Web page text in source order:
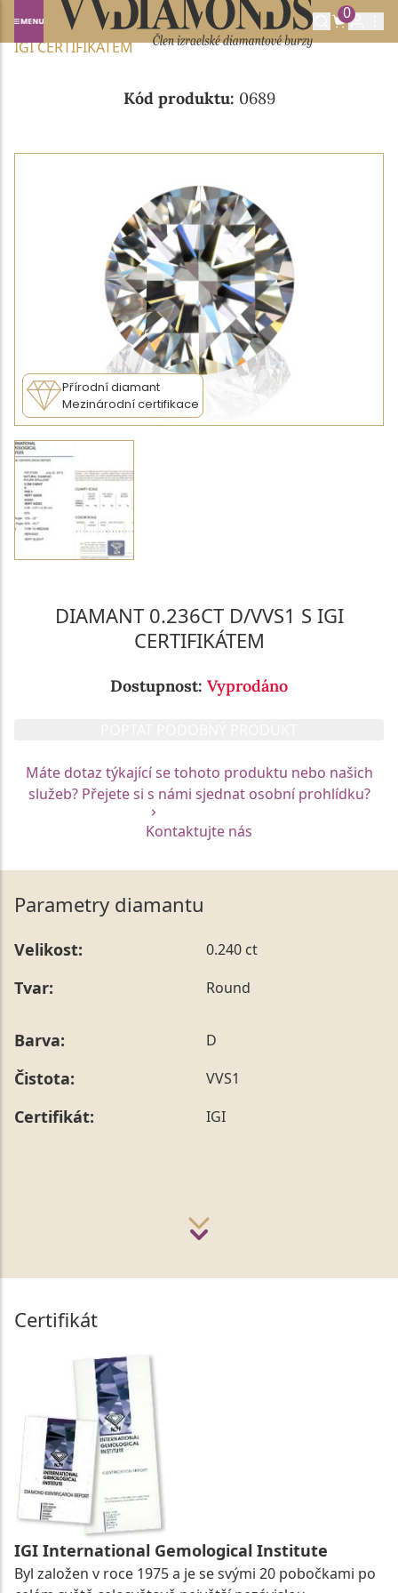
0
Domů NABÍDKA DIAMANTŮ
0.236CT D/VVS1 S
IGI CERTIFIKÁTEM
Kód produktu: 0689
Přírodní diamant
Mezinárodní certifikace
DIAMANT 0.236CT D/VVS1 S IGI
CERTIFIKÁTEM
Dostupnost: Vyprodáno
Máte dotaz týkající se tohoto produktu nebo našich
služeb? Přejete si s námi sjednat osobní prohlídku?
Kontaktujte nás
Parametry diamantu
Velikost: 0.240 ct
Tvar: Round
Barva: D
Čistota: VVS1
Certifikát: IGI
Certifikát
IGI International Gemological Institute
Byl založen v roce 1975 a je se svými 20 pobočkami po